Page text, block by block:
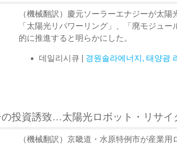
（機械翻訳）慶元ソーラーエナジーが太
「太陽光リパワーリング」、「廃モジュ
的に推進すると明らかにした。
데일리시큐 | 경원솔라에너지, 태양광
投資誘致…太陽光ロボット・リサイ
（機械翻訳）京畿道・水原特例市が産業